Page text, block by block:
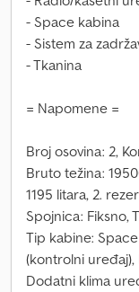
- Space kabina
- Sistem za
- Tkanina
= Napomene =
Broj osovina: 2,
Bruto težina:
1195 litara, 2.
Spojnica: Fiksno,
Tip kabine:
(kontrolni uređaj),
Dodatni klima